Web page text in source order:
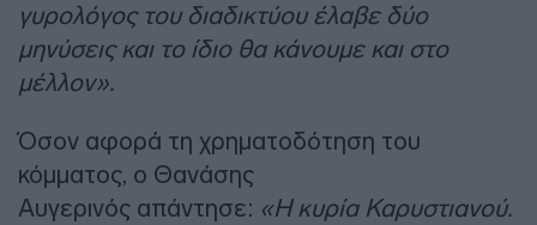
γυρολόγος του διαδικτύου έλαβε δύο
μηνύσεις και το ίδιο θα κάνουμε και στο
μέλλον».
Όσον αφορά τη χρηματοδότηση του
κόμματος, ο Θανάσης
Αυγερινός απάντησε: «Η κυρία Καρυστιανού.